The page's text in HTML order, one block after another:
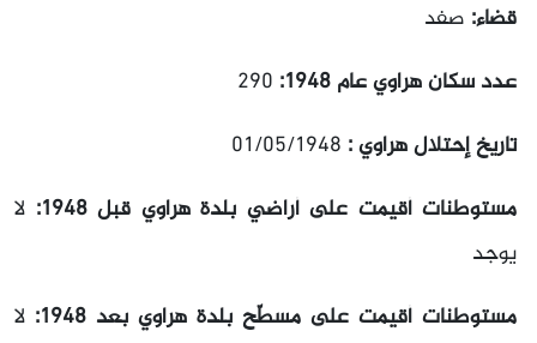
قضاء: صفد
عدد سكان هراوي عام 1948:
تاريخ إحتلال هراوي :
مستوطنات أقيمت على أراضي بلدة هراوي قبل 1948:
لا
يوجد
مستوطنات أقيمت على مسطّح بلدة هراوي بعد 1948:
لا